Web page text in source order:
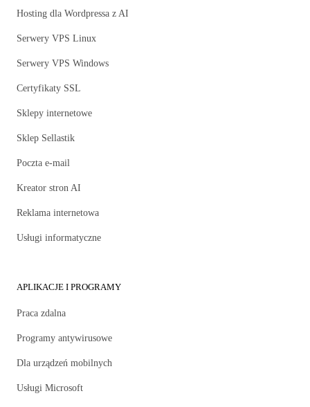
Hosting dla Wordpressa z AI
Serwery VPS Linux
Serwery VPS Windows
Certyfikaty SSL
Sklepy internetowe
Sklep Sellastik
Poczta e-mail
Kreator stron AI
Reklama internetowa
Usługi informatyczne
APLIKACJE I PROGRAMY
Praca zdalna
Programy antywirusowe
Dla urządzeń mobilnych
Usługi Microsoft